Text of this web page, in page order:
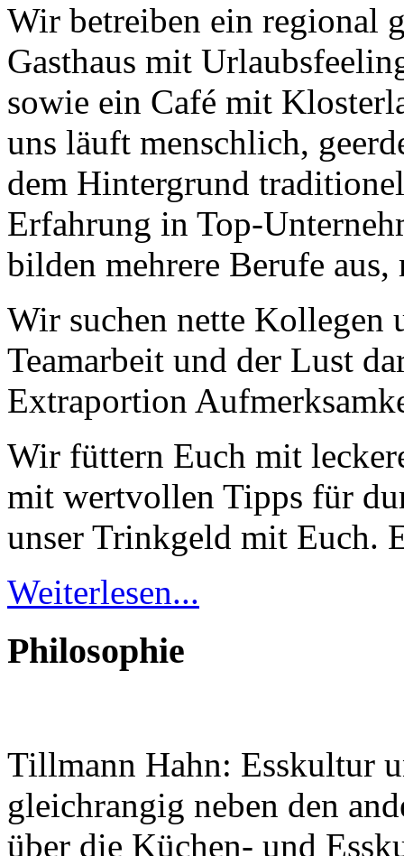
Geheimnisse, die
keine sind.
Für Liebhaber der einfachen und
regionalen Küche. Nachkochbar, aber
immer mit der besonderen Note.
Gute Küche fällt
Unzählige Interviews,
Veröffentlichungen in Print- und
Internetmedien zeigen das große
Interesse an anspruchsvoller Küche.
Geheimnisse, die
keine sind.
Für Liebhaber der einfachen und
regionalen Küche. Nachkochbar, aber
immer mit der besonderen Note.
Wir betreiben ein regional
Gasthaus mit
sowie ein Café mit
uns läuft menschlich,
dem Hintergrund
Erfahrung in Top-
bilden mehrere Berufe
Wir suchen nette Kollegen
Teamarbeit und der Lust
Extraportion
Wir füttern Euch mit
mit wertvollen Tipps für
unser Trinkgeld mit Euch.
Weiterlesen...
Philosophie
Tillmann Hahn: Esskultur
gleichrangig neben den
über die Küchen- und